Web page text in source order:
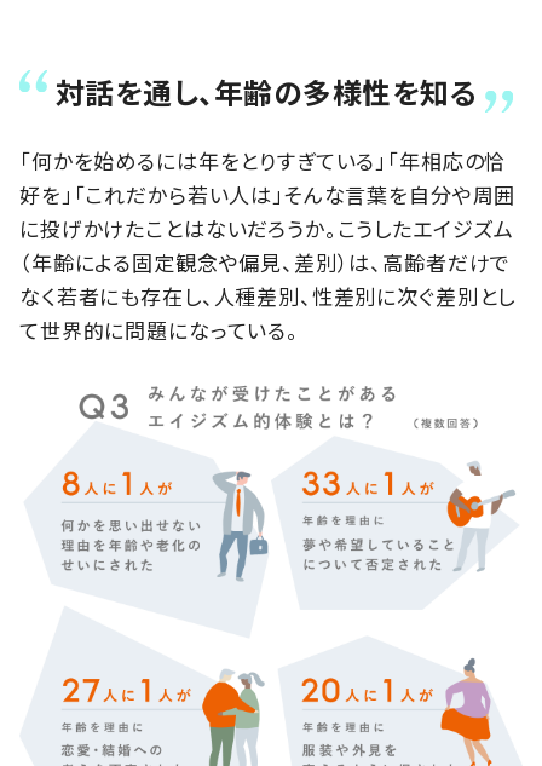
対話を通し、年齢の多様性を知る
「何かを始めるには年をとりすぎている」「年相応の恰
好を」「これだから若い人は」そんな言葉を自分や周囲
に投げかけたことはないだろうか。こうしたエイジズム
（年齢による固定観念や偏見、差別）は、高齢者だけで
なく若者にも存在し、人種差別、性差別に次ぐ差別とし
て世界的に問題になっている。